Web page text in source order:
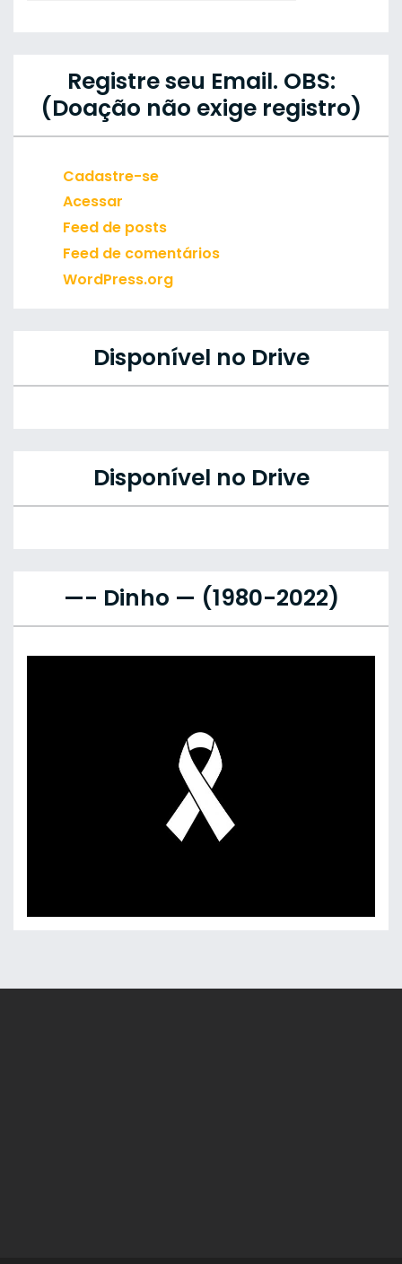
Registre seu Email. OBS:
(Doação não exige registro)
Cadastre-se
Acessar
Feed de posts
Feed de comentários
WordPress.org
Disponível no Drive
Disponível no Drive
—- Dinho — (1980-2022)